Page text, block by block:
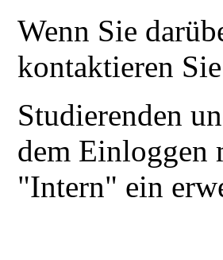
Wenn Sie
kontaktieren
Studierenden
dem Einloggen
"Intern" ein